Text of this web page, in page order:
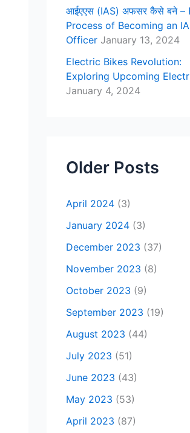
आईएएस (IAS) अफसर कैसे बने –
Process of Becoming an
Officer January 13, 2024
Electric Bikes Revolution:
Exploring Upcoming
January 4, 2024
Older Posts
April 2024 (3)
January 2024 (3)
December 2023 (37)
November 2023 (8)
October 2023 (9)
September 2023 (19)
August 2023 (44)
July 2023 (51)
June 2023 (43)
May 2023 (53)
April 2023 (87)